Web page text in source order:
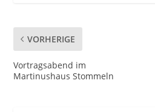
VORHERIGE
Vortragsabend im
Martinushaus Stommeln